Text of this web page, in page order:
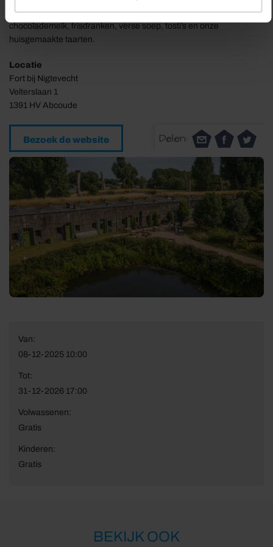
tussendoor te genieten van onder andere lekkere koffie, warme
chocolademelk, frisdranken, verse soep, tosti’s en onze
huisgemaakte taarten.
Locatie
Fort bij Nigtevecht
Velterslaan 1
1391 HV Abcoude
Bezoek de website Delen:
Van:
08-12-2025 10:00
Tot:
31-12-2026 17:00
Volwassenen:
Gratis
Kinderen:
Gratis
BEKIJK OOK